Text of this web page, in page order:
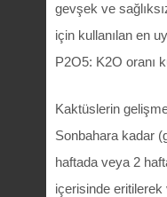
gevşek ve
için kullanılan en
P2O5: K2O oranı
Kaktüslerin
Sonbahara kadar
haftada veya 2
içerisinde